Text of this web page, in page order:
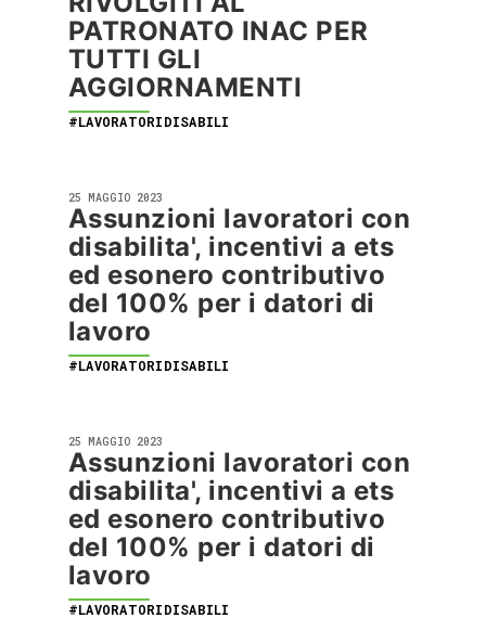
PATRONATO INAC PER
TUTTI GLI
AGGIORNAMENTI
#LAVORATORIDISABILI
25 MAGGIO 2023
Assunzioni lavoratori con
disabilita', incentivi a ets
ed esonero contributivo
del 100% per i datori di
lavoro
#LAVORATORIDISABILI
25 MAGGIO 2023
Assunzioni lavoratori con
disabilita', incentivi a ets
ed esonero contributivo
del 100% per i datori di
lavoro
#LAVORATORIDISABILI